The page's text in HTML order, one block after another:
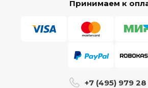
Принимаем к
+7 (495) 979